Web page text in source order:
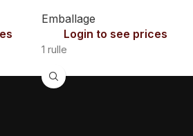
Emballage
Login to see prices
1 rulle